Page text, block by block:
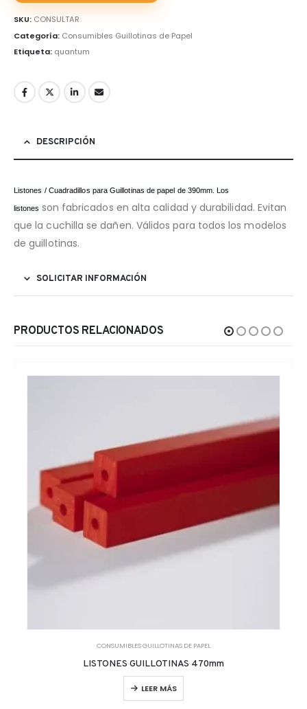
SKU: CONSULTAR
Categoría: Consumibles Guillotinas de Papel
Etiqueta: quantum
DESCRIPCIÓN
Listones / Cuadradillos para Guillotinas de papel de 390mm. Los
listones son fabricados en alta calidad y durabilidad. Evitan
que la cuchilla se dañen. Válidos para todos los modelos
de guillotinas.
SOLICITAR INFORMACIÓN
PRODUCTOS RELACIONADOS
CONSUMIBLES GUILLOTINAS DE PAPEL
LISTONES GUILLOTINAS 470mm
LEER MÁS